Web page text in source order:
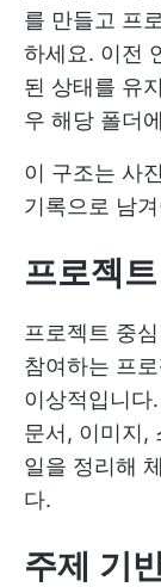
를 만들고 프
하세요. 이전
된 상태를 유
우 해당 폴더
이 구조는 사
기록으로 남
프로젝
프로젝트 중
참여하는 프
이상적입니다
문서, 이미지,
일을 정리해
다.
주제 기